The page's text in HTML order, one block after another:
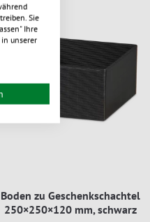
Boden zu Geschenkschachtel
250×250×120 mm, schwarz
Sie
Ihre
unserer